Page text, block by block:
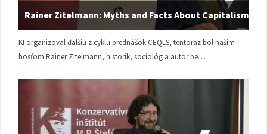
Rainer Zitelmann: Myths and Facts About Capitalism
KI organizoval ďalšiu z cyklu prednášok CEQLS, tentoraz bol naším
hosťom Rainer Zitelmann, historik, sociológ a autor be…